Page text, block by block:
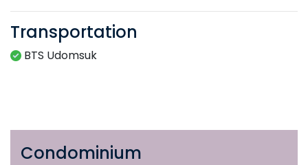
Transportation
BTS Udomsuk
Condominium